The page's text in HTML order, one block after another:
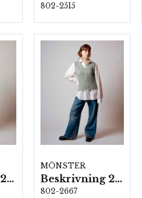
802-2515
Beskrivning 2673
MÖNSTER
Beskrivning 2667-Olga
802-2667